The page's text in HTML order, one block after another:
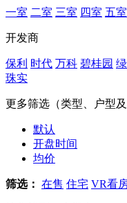
一室 二室 三室 四室 五
开发商
保利 时代 万科 碧桂园
珠实
更多筛选（类型、户型及
默认
开盘时间
均价
筛选： 在售 住宅 VR看